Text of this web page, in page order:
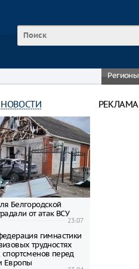
Регионы
Белгородской
от атак ВСУ
23:07
гимнастики
трудностях
перед
Европы
РЕКЛАМА